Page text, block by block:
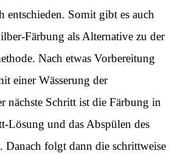
entschieden. Somit gibt es auch
Färbung als Alternative zu der
Nach etwas Vorbereitung
einer Wässerung der
nächste Schritt ist die Färbung in
Lösung und das Abspülen des
Danach folgt dann die schrittweise